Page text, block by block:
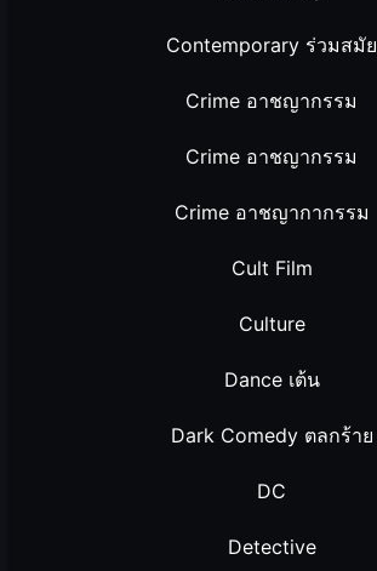
Contemporary ร่วมสมัย
Crime อาชญากรรม
Crime อาชญากรรม
Crime อาชญากากรรม
Cult Film
Culture
Dance เต้น
Dark Comedy ตลกร้าย
DC
Detective